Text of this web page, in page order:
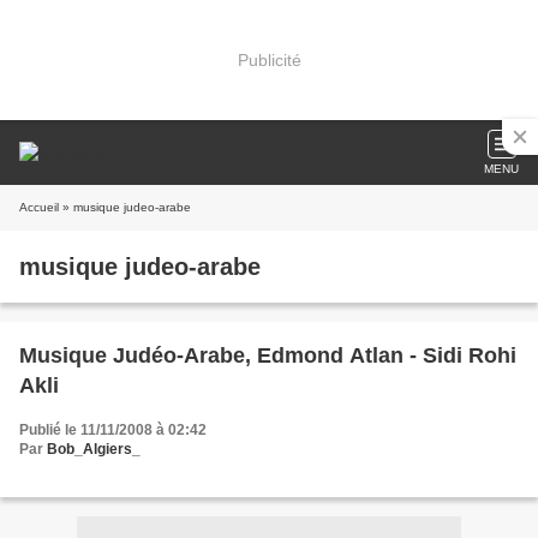
Publicité
MENU
Accueil » musique judeo-arabe
musique judeo-arabe
Musique Judéo-Arabe, Edmond Atlan - Sidi Rohi
Akli
Publié le 11/11/2008 à 02:42
Par Bob_Algiers_